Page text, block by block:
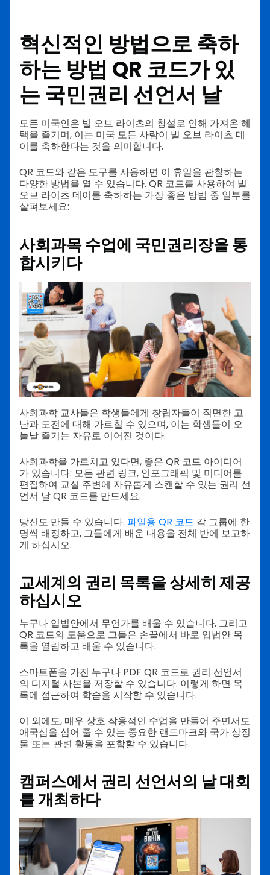
혁신적인 방법으로 축하
하는 방법 QR 코드가 있
는 국민권리 선언서 날
모든 미국인은 빌 오브 라이츠의 창설로 인해 가져온 혜
택을 즐기며, 이는 미국 모든 사람이 빌 오브 라이츠 데
이를 축하한다는 것을 의미합니다.
QR 코드와 같은 도구를 사용하면 이 휴일을 관찰하는
다양한 방법을 열 수 있습니다. QR 코드를 사용하여 빌
오브 라이츠 데이를 축하하는 가장 좋은 방법 중 일부를
살펴보세요:
사회과목 수업에 국민권리장을 통
합시키다
사회과학 교사들은 학생들에게 창립자들이 직면한 고
난과 도전에 대해 가르칠 수 있으며, 이는 학생들이 오
늘날 즐기는 자유로 이어진 것이다.
사회과학을 가르치고 있다면, 좋은 QR 코드 아이디어
가 있습니다: 모든 관련 링크, 인포그래픽 및 미디어를
편집하여 교실 주변에 자유롭게 스캔할 수 있는 권리 선
언서 날 QR 코드를 만드세요.
당신도 만들 수 있습니다. 파일용 QR 코드 각 그룹에 한
명씩 배정하고, 그들에게 배운 내용을 전체 반에 보고하
게 하십시오.
교세계의 권리 목록을 상세히 제공
하십시오
누구나 입법안에서 무언가를 배울 수 있습니다. 그리고
QR 코드의 도움으로 그들은 손끝에서 바로 입법안 목
록을 열람하고 배울 수 있습니다.
스마트폰을 가진 누구나 PDF QR 코드로 권리 선언서
의 디지털 사본을 저장할 수 있습니다. 이렇게 하면 목
록에 접근하여 학습을 시작할 수 있습니다.
이 외에도, 매우 상호 작용적인 수업을 만들어 주면서도
애국심을 심어 줄 수 있는 중요한 랜드마크와 국가 상징
물 또는 관련 활동을 포함할 수 있습니다.
캠퍼스에서 권리 선언서의 날 대회
를 개최하다